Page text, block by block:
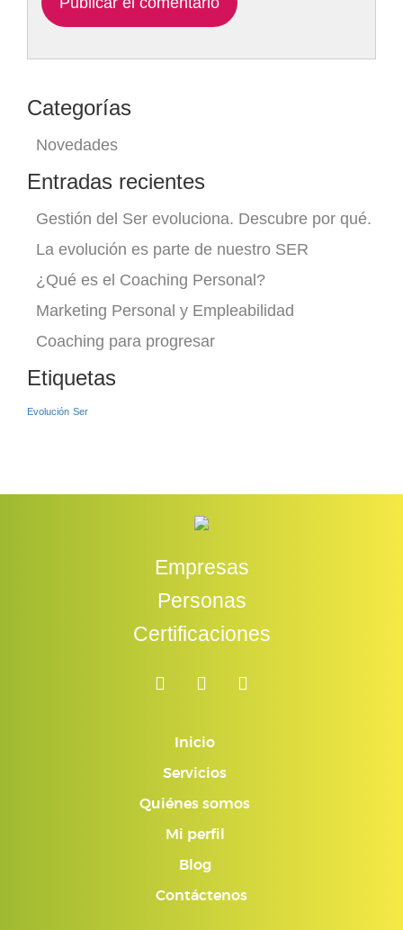
Categorías
Novedades
Entradas recientes
Gestión del Ser evoluciona. Descubre por qué.
La evolución es parte de nuestro SER
¿Qué es el Coaching Personal?
Marketing Personal y Empleabilidad
Coaching para progresar
Etiquetas
Evolución Ser
Empresas
Personas
Certificaciones
Inicio
Servicios
Quiénes somos
Mi perfil
Blog
Contáctenos